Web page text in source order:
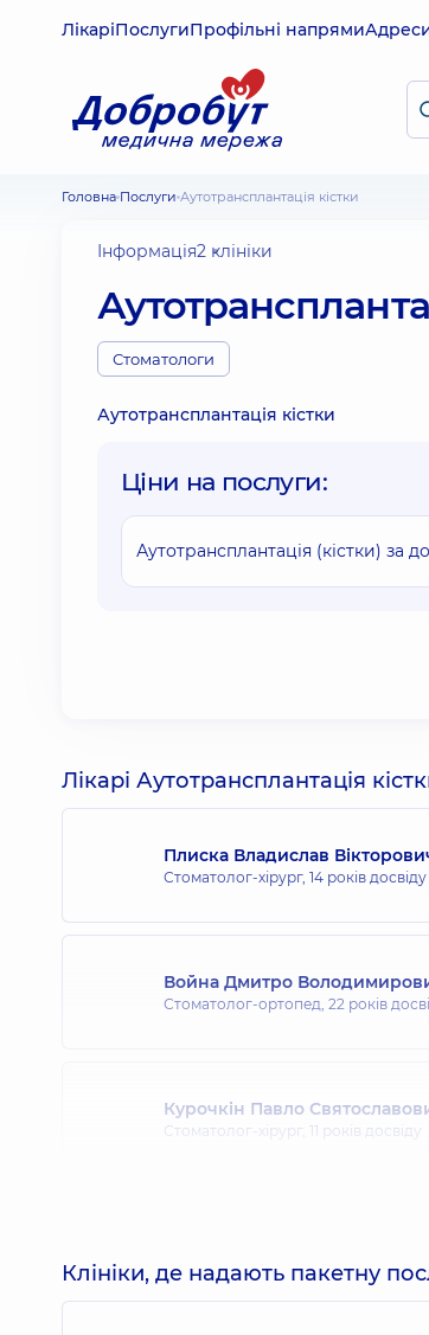
ЛікаріПослугиПрофільні напрями
Головна Послуги Аутотрансплантація кістки
Інформація2 клініки
Стоматологи
Аутотрансплантація кістки
Ціни на послуги:
Аутотрансплантація (кістки) за
Лікарі Аутотрансплантація
Плиска Владислав
Стоматолог-хірург, 14 років досвіду
Война Дмитро
Стоматолог-ортопед, 22 років
Курочкін Павло
Стоматолог-хірург, 11 років досвіду
Клініки, де надають пакетну